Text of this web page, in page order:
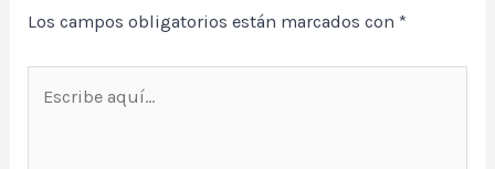
Los campos obligatorios están marcados con *